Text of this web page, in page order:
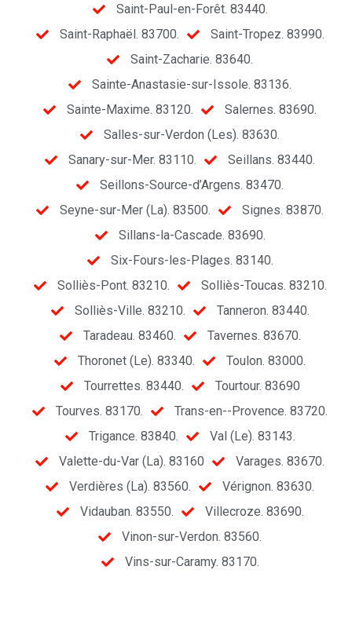
Saint-Paul-en-Forêt. 83440.
Saint-Raphaël. 83700.
Saint-Tropez. 83990.
Saint-Zacharie. 83640.
Sainte-Anastasie-sur-Issole. 83136.
Sainte-Maxime. 83120.
Salernes. 83690.
Salles-sur-Verdon (Les). 83630.
Sanary-sur-Mer. 83110.
Seillans. 83440.
Seillons-Source-d’Argens. 83470.
Seyne-sur-Mer (La). 83500.
Signes. 83870.
Sillans-la-Cascade. 83690.
Six-Fours-les-Plages. 83140.
Solliès-Pont. 83210.
Solliès-Toucas. 83210.
Solliès-Ville. 83210.
Tanneron. 83440.
Taradeau. 83460.
Tavernes. 83670.
Thoronet (Le). 83340.
Toulon. 83000.
Tourrettes. 83440.
Tourtour. 83690
Tourves. 83170.
Trans-en--Provence. 83720.
Trigance. 83840.
Val (Le). 83143.
Valette-du-Var (La). 83160
Varages. 83670.
Verdières (La). 83560.
Vérignon. 83630.
Vidauban. 83550.
Villecroze. 83690.
Vinon-sur-Verdon. 83560.
Vins-sur-Caramy. 83170.